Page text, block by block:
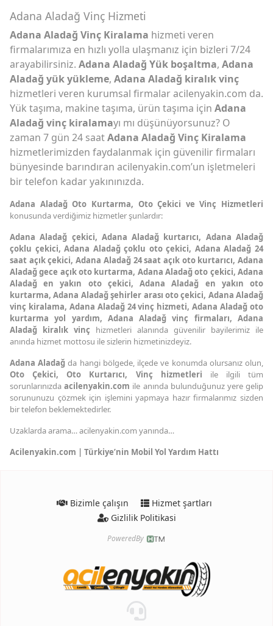
Adana Aladağ Vinç Hizmeti
Adana Aladağ Vinç Kiralama hizmeti veren
firmalarımıza en hızlı yolla ulaşmanız için bizleri 7/24
arayabilirsiniz. Adana Aladağ Yük boşaltma, Adana
Aladağ yük yükleme, Adana Aladağ kiralık vinç
hizmetleri veren kurumsal firmalar acilenyakin.com da.
Yük taşıma, makine taşıma, ürün taşıma için Adana
Aladağ vinç kiralamayı mı düşünüyorsunuz? O
zaman 7 gün 24 saatAdana Aladağ Vinç Kiralama
hizmetlerimizden faydalanmak için güvenilir firmaları
bünyesinde barındıran acilenyakin.com’un işletmeleri
bir telefon kadar yakınınızda.
Adana Aladağ Oto Kurtarma, Oto Çekici ve Vinç Hizmetleri
konusunda verdiğimiz hizmetler şunlardır:
Adana Aladağ çekici, Adana Aladağ kurtarıcı, Adana Aladağ
çoklu çekici, Adana Aladağ çoklu oto çekici, Adana Aladağ 24
saat açık çekici, Adana Aladağ 24 saat açık oto kurtarıcı, Adana
Aladağ gece açık oto kurtarma, Adana Aladağ oto çekici, Adana
Aladağ en yakın oto çekici, Adana Aladağ en yakın oto
kurtarma, Adana Aladağ şehirler arası oto çekici, Adana Aladağ
vinç kiralama, Adana Aladağ 24 vinç hizmeti, Adana Aladağ oto
kurtarma yol yardım, Adana Aladağ vinç firmaları, Adana
Aladağ kiralık vinç hizmetleri alanında güvenilir bayilerimiz ile
anında hizmet mottosu ile sizlerin hizmetinizdeyiz.
Adana Aladağda hangi bölgede, ilçede ve konumda olursanız olun,
Oto Çekici,Oto Kurtarıcı, Vinç hizmetleri ile ilgili tüm
sorunlarınızdaacilenyakin.com ile anında bulunduğunuz yere gelip
sorununuzu çözmek için işlemini yapmaya hazır firmalarımız sizden
bir telefon beklemektedirler.
Uzaklarda arama… acilenyakin.com yanında…
Acilenyakin.com | Türkiye’nin Mobil Yol Yardım Hattı
Bizimle çalışın
Hizmet şartları
Gizlilik Politikasi
PoweredBy